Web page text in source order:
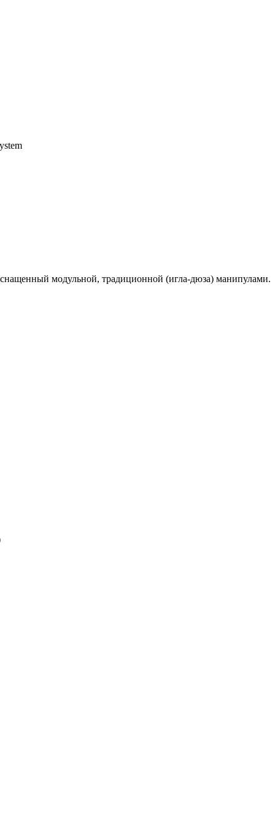
модульной, традиционной (игла-дюза) манипулами.